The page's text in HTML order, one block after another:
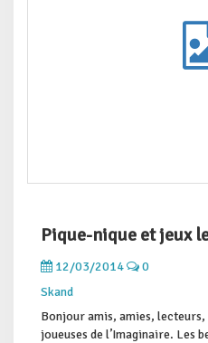
Pique-nique et jeux
12/03/2014
0
Skand
Bonjour amis, amies,
joueuses de l’Imaginaire. Les